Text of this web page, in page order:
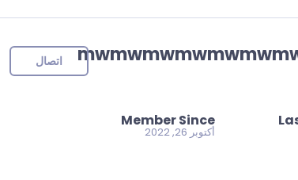
Member Since
أكتوبر 26, 2022
اتصال